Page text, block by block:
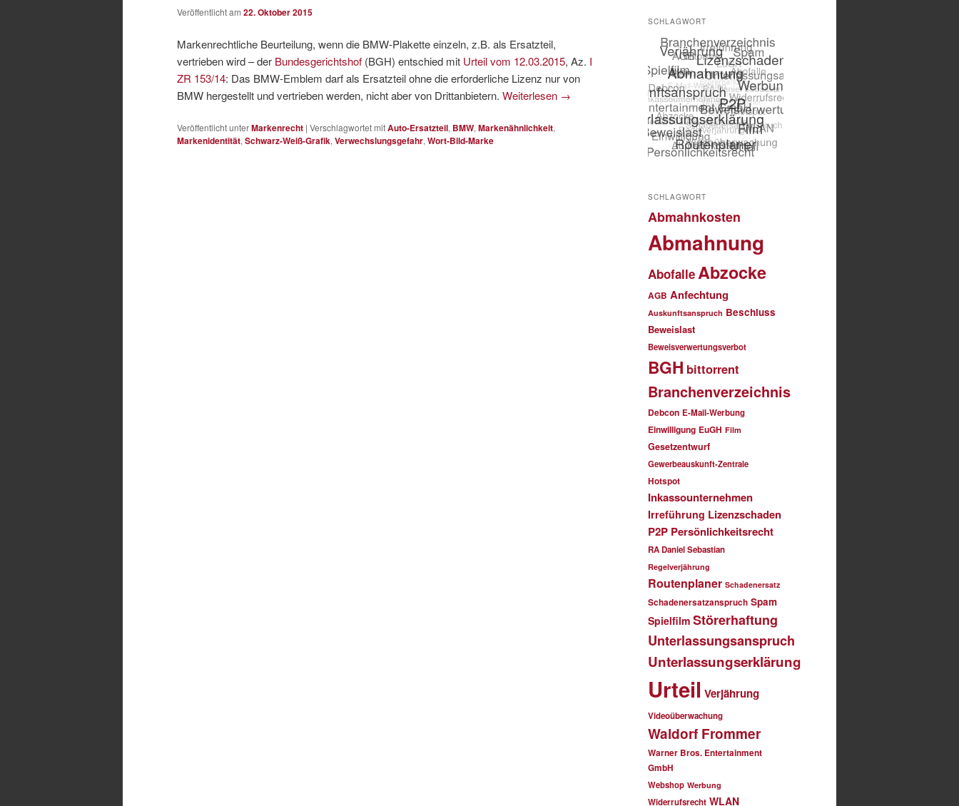
Veröffentlicht am 22. Oktober 2015
Markenrechtliche Beurteilung, wenn die BMW-Plakette einzeln, z.B. als Ersatzteil,
vertrieben wird – der Bundesgerichtshof (BGH) entschied mit Urteil vom 12.03.2015, Az. I
ZR 153/14: Das BMW-Emblem darf als Ersatzteil ohne die erforderliche Lizenz nur von
BMW hergestellt und vertrieben werden, nicht aber von Drittanbietern. Weiterlesen →
Veröffentlicht unterMarkenrecht | Verschlagwortet mitAuto-Ersatzteil, BMW, Markenähnlichkeit,
Markenidentität, Schwarz-Weiß-Grafik, Verwechslungsgefahr, Wort-Bild-Marke
SCHLAGWORT
SCHLAGWORT
Abmahnkosten
Abmahnung
AbofalleAbzocke
AGB Anfechtung
Auskunftsanspruch Beschluss
Beweislast
Beweisverwertungsverbot
BGH bittorrent
Branchenverzeichnis
Debcon E-Mail-Werbung
Einwilligung EuGH Film
Gesetzentwurf
Gewerbeauskunft-Zentrale
Hotspot
Inkassounternehmen
Irreführung Lizenzschaden
P2P Persönlichkeitsrecht
RA Daniel Sebastian
Regelverjährung
Routenplaner Schadenersatz
Schadenersatzanspruch Spam
Spielfilm Störerhaftung
Unterlassungsanspruch
Unterlassungserklärung
Urteil Verjährung
Videoüberwachung
Waldorf Frommer
Warner Bros. Entertainment
GmbH
Webshop Werbung
Widerrufsrecht WLAN